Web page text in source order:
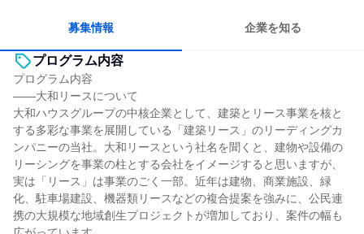
募集情報 企業を知る
プログラム内容
プログラム内容
――大和リースについて
大和ハウスグループの中核企業として、建築とリース事業を核と
する多彩な事業を展開している「建築リース」のリーディングカ
ンパニーの当社。大和リースという社名を聞くと、建物や設備の
リーシングを事業の柱とする会社をイメージすると思いますが、
実は「リース」は事業のごく一部。近年は建物、商業施設、緑
化、駐車場建設、機器類リースなどの複合提案を強みに、公民連
携の大規模な地域創生プロジェクトが増加しており、案件の幅も